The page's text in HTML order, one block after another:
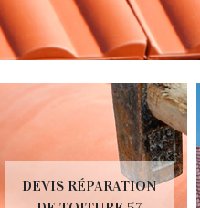
DEVIS RÉPARATION